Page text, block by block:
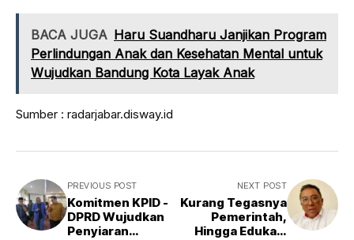
BACA JUGA Haru Suandharu Janjikan Program
Perlindungan Anak dan Kesehatan Mental untuk
Wujudkan Bandung Kota Layak Anak
Sumber : radarjabar.disway.id
PREVIOUS POST
Komitmen KPID -
DPRD Wujudkan
Penyiaran
NEXT POST
Kurang Tegasnya
Pemerintah,
Hingga Edukasi